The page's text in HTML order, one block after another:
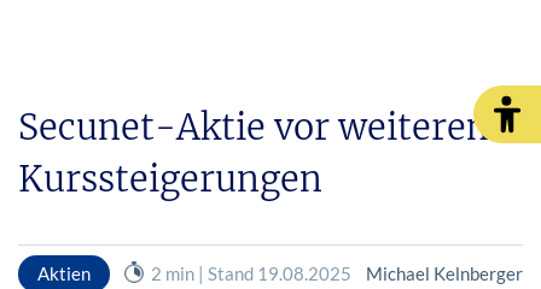
Secunet-Aktie vor weiteren
Kurssteigerungen
Aktien 2 min | Stand 19.08.2025 Michael Kelnberger